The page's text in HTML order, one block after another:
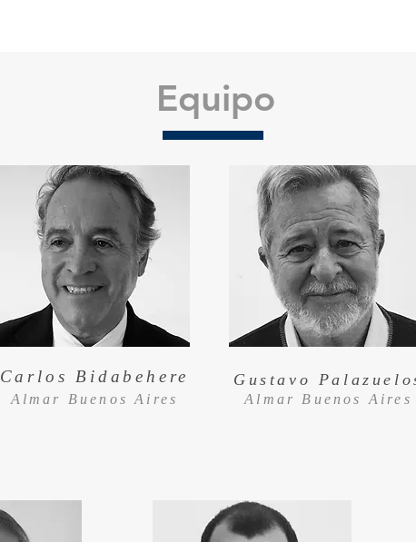
Equipo
Carlos Bidabehere
Almar Buenos Aires
Gustavo
Almar Buenos Aires